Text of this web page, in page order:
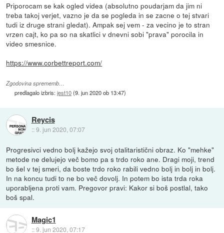
Priporocam se kak ogled videa (absolutno poudarjam da jim ni
treba takoj verjet, vazno je da se pogleda in se zacne o tej stvari
tudi iz druge strani gledat). Ampak sej vem - za vecino je to stran
vrzen cajt, ko pa so na skatlici v dnevni sobi "prava" porocila in
video smesnice.
https://www.corbettreport.com/
Zgodovina sprememb…
predlagalo izbris:jest10(9. jun 2020 ob 13:47)
Reycis
::9. jun 2020, 07:07
Progresivci vedno bolj kažejo svoj otalitaristični obraz. Ko "mehke"
metode ne delujejo več bomo pa s trdo roko ane. Dragi moji, trend
bo šel v tej smeri, da boste trdo roko rabili vedno bolj in bolj in bolj.
In na koncu tudi to ne bo več dovolj. In potem bo ista trda roka
uporabljena proti vam. Pregovor pravi: Kakor si boš postlal, tako
boš spal.
Magic1
::9. jun 2020, 07:17